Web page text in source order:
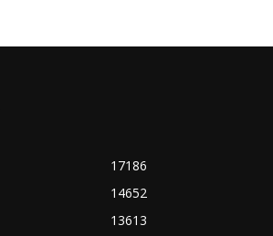
17186
14652
13613